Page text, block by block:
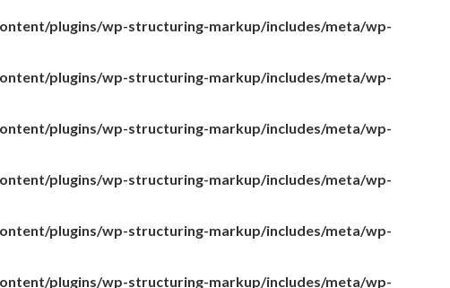
plugins/wp-structuring-markup/includes/meta/wp-
plugins/wp-structuring-markup/includes/meta/wp-
plugins/wp-structuring-markup/includes/meta/wp-
plugins/wp-structuring-markup/includes/meta/wp-
plugins/wp-structuring-markup/includes/meta/wp-
plugins/wp-structuring-markup/includes/meta/wp-